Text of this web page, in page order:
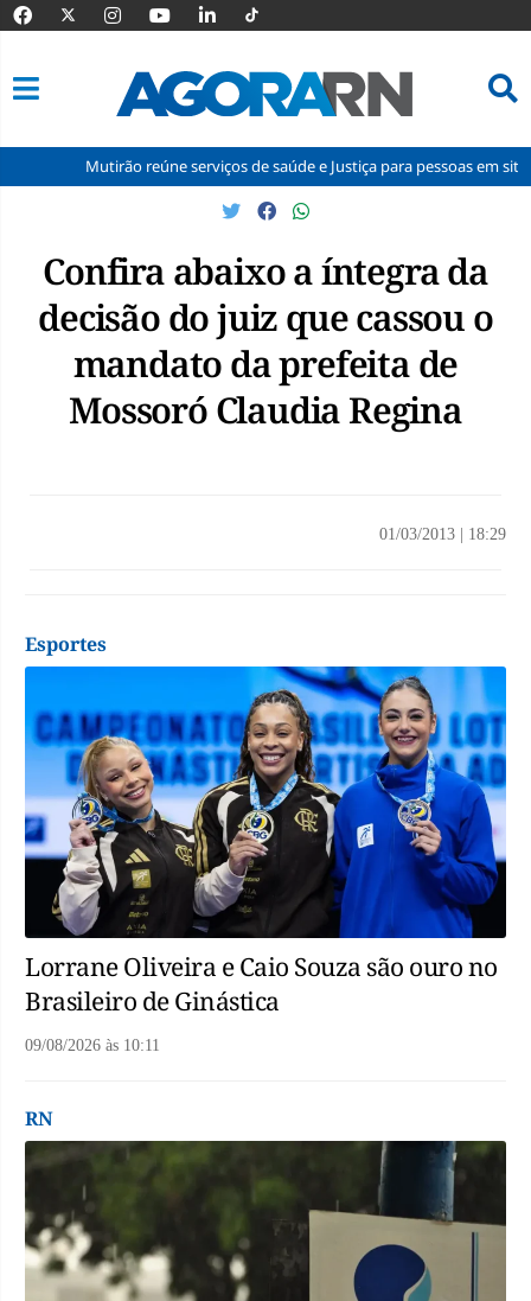
Mutirão reúne serviços de saúde e Justiça para pessoas em situação de
conteúdoConfira abaixo a íntegra da
decisão do juiz que cassou o
mandato da prefeita de
Mossoró Claudia Regina
01/03/2013 18:29
Esportes
Lorrane Oliveira e Caio Souza são ouro no
Brasileiro de Ginástica
09/08/2026 às 10:11
RN